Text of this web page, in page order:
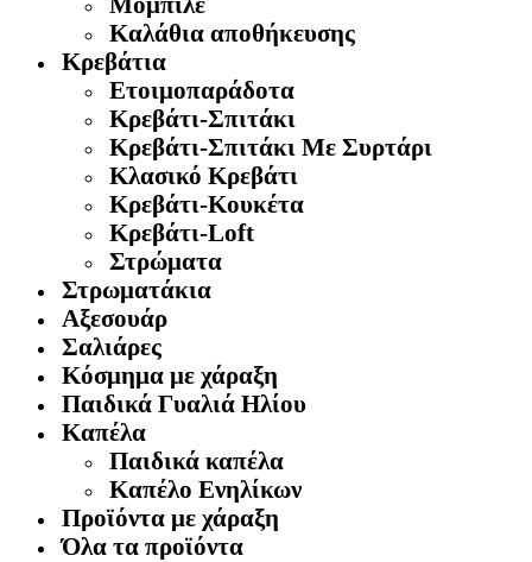
Καλάθια αποθήκευσης
Κρεβάτια
Ετοιμοπαράδοτα
Κρεβάτι-Σπιτάκι
Κρεβάτι-Σπιτάκι Με Συρτάρι
Κλασικό Κρεβάτι
Κρεβάτι-Κουκέτα
Κρεβάτι-Loft
Στρώματα
Στρωματάκια
Αξεσουάρ
Σαλιάρες
Κόσμημα με χάραξη
Παιδικά Γυαλιά Ηλίου
Καπέλα
Παιδικά καπέλα
Καπέλο Ενηλίκων
Προϊόντα με χάραξη
Όλα τα προϊόντα